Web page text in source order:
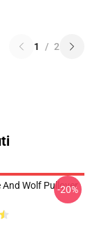
1 / 2
And Wolf Pullover
-20%